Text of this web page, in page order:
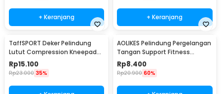
+ Keranjang + Keranjang
TaffSPORT Deker Pelindung
Lutut Compression Kneepad
Gym Fitness 1 PCS L - SS7
Rp15.100
Rp23.000 35%
AOLIKES Pelindung Pergelangan
Tangan Support Fitness
Olahraga - 1526
Rp8.400
Rp20.900 60%